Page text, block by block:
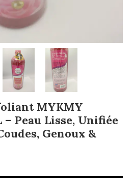
MYKMY
Peau Lisse, Unifiée
Genoux &